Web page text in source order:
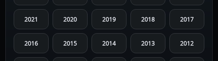
2021 2020 2019 2018 2017
2016 2015 2014 2013 2012